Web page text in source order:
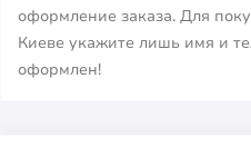
оформление заказа. Для
Киеве укажите лишь имя и
оформлен!